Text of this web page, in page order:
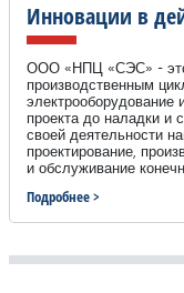
Инновации в
ООО «НПЦ «СЭС» -
производственным
электрооборудование
проекта до наладки и
своей деятельности
проектирование,
и обслуживание
Подробнее >